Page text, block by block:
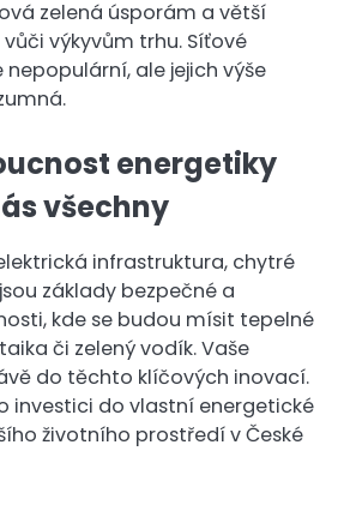
zelená úsporám a větší
výkyvům trhu. Síťové
ale jejich výše
energetiky
všechny
infrastruktura, chytré
základy bezpečné a
kde se budou mísit tepelné
či zelený vodík. Vaše
do těchto klíčových inovací.
investici do vlastní energetické
životního prostředí v České